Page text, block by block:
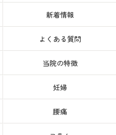
新着情報
よくある質問
当院の特徴
妊婦
腰痛